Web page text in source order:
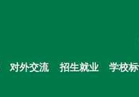
对外交流 招生就业 学校